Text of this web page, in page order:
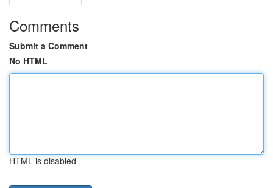
Comments
Submit a Comment
No HTML
HTML is disabled